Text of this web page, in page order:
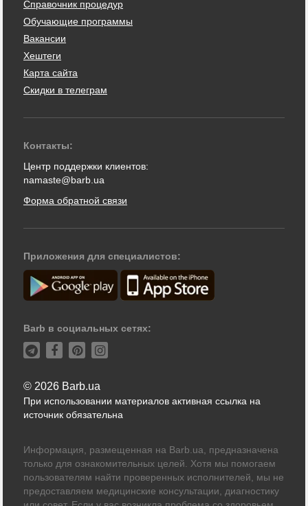
Справочник процедур
Обучающие программы
Вакансии
Хештеги
Карта сайта
Скидки в телеграм
Контакты:
Центр поддержки клиентов:
namaste@barb.ua
Форма обратной связи
Приложения для специалистов:
Barb в социальных сетях:
© 2026 Barb.ua
При использовании материалов активная ссылка на
источник обязательна
Информация, размещенная на Barb.ua, предназначена
только для ознакомительных целей. Хотя мы помогаем
пользователям найти проверенных исполнителей, мы не
предоставляем медицинские консультации, диагностику